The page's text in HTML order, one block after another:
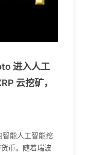
进入人工
云挖矿，
能人工智能挖
币。随着瑞波